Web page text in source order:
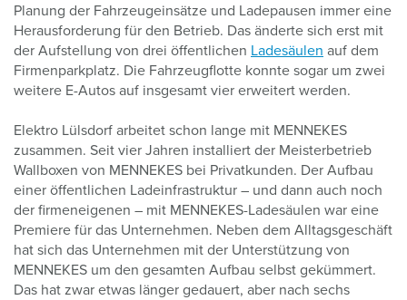
Planung der Fahrzeugeinsätze und Ladepausen immer eine
Herausforderung für den Betrieb. Das änderte sich erst mit
der Aufstellung von drei öffentlichen Ladesäulen auf dem
Firmenparkplatz. Die Fahrzeugflotte konnte sogar um zwei
weitere E-Autos auf insgesamt vier erweitert werden.
Elektro Lülsdorf arbeitet schon lange mit MENNEKES
zusammen. Seit vier Jahren installiert der Meisterbetrieb
Wallboxen von MENNEKES bei Privatkunden. Der Aufbau
einer öffentlichen Ladeinfrastruktur – und dann auch noch
der firmeneigenen – mit MENNEKES-Ladesäulen war eine
Premiere für das Unternehmen. Neben dem Alltagsgeschäft
hat sich das Unternehmen mit der Unterstützung von
MENNEKES um den gesamten Aufbau selbst gekümmert.
Das hat zwar etwas länger gedauert, aber nach sechs